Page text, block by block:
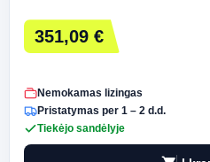
351,09 €
Nemokamas lizingas
Pristatymas per 1 – 2 d.d.
Tiekėjo sandėlyje